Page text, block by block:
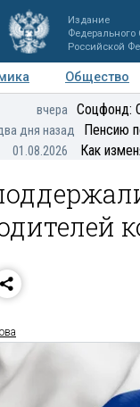
Издание
Федерального
Российской
Общество
Мнения
вчера Соцфонд:
дня назад Пенсию
01.08.2026 Как